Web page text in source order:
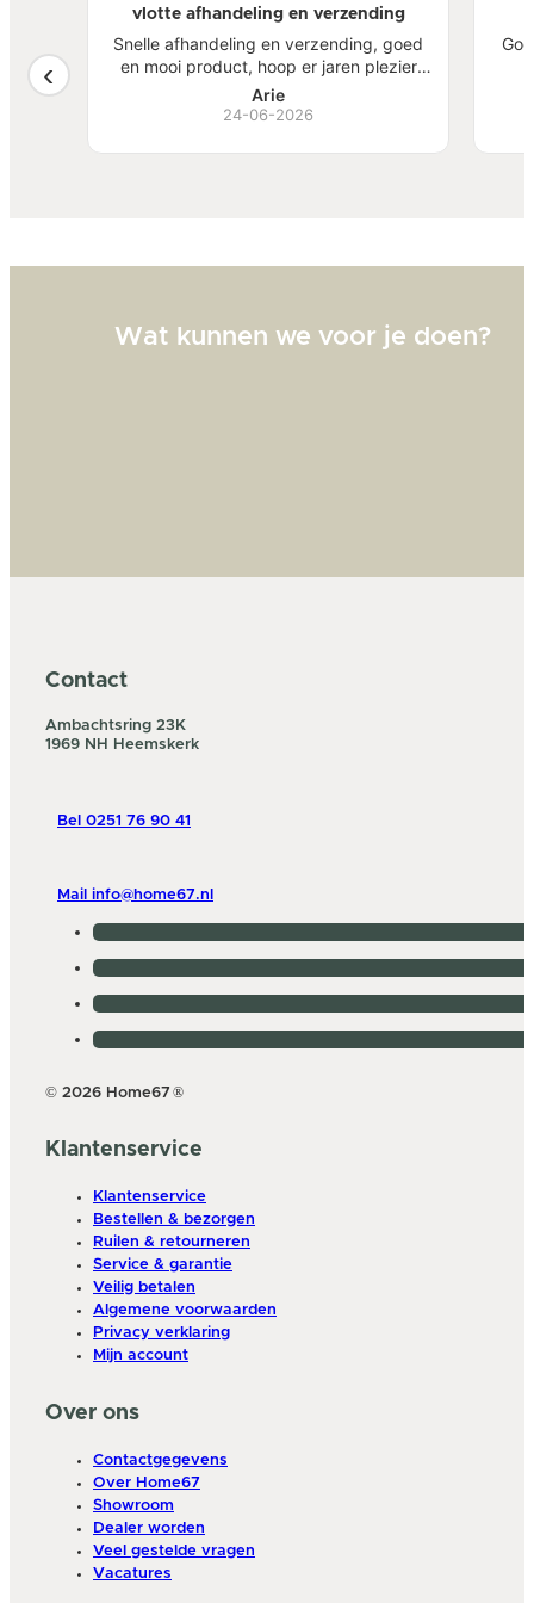
mooi
vlotte afhandeling en verzending
Snelle afhandeling en verzending, goed
en mooi product, hoop er jaren plezier
van te hebben.
Arie
24-06-2026
Wat kunnen we voor je doen?
Contact
Ambachtsring 23K
1969 NH Heemskerk
Bel 0251 76 90 41
Mail info@home67.nl
© 2026 Home67 ®
Klantenservice
Klantenservice
Bestellen & bezorgen
Ruilen & retourneren
Service & garantie
Veilig betalen
Algemene voorwaarden
Privacy verklaring
Mijn account
Over ons
Contactgegevens
Over Home67
Showroom
Dealer worden
Veel gestelde vragen
Vacatures